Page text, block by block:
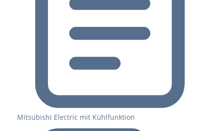
Mitsubishi Electric mit Kühlfunktion